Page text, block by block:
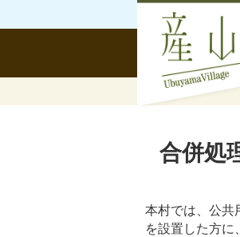
合併処
本村では、公共
を設置した方に